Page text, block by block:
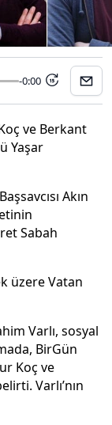
-0:00 15
ve Berkant
Yaşar
Akın
Sabah
üzere Vatan
Varlı, sosyal
BirGün
Koç ve
Varlı’nın